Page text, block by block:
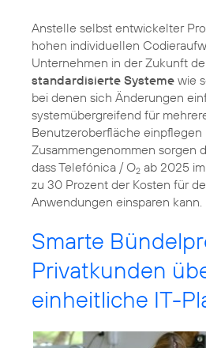
Anstelle selbst entwickelter
hohen individuellen
Unternehmen in der Zukunft
standardisierte Systeme wie
bei denen sich Änderungen
systemübergreifend für
Benutzeroberfläche einpflegen
Zusammengenommen sorgen
dass Telefónica / O2 ab 2025
zu 30 Prozent der Kosten für
Anwendungen einsparen kann.
Smarte
Privatkunden
einheitliche IT-